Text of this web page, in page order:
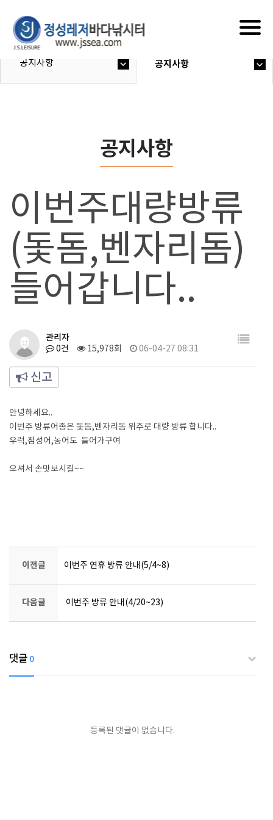
공지사항 공지사항
공지사항
이번주대량방류
(돛돔,벤자리돔)
들어갑니다..
관리자
0건 15,978회 06-04-27 08:31
신고
안녕하세요..
이번주 방류어종은 돛돔,벤자리돔 위주로 대량 방류 합니다..
우럭,점성어,농어도 들어가구여
오셔서 손맛보시길~~
이전글 이번주 연휴 방류 안내(5/4~8)
다음글 이번주 방류 안내(4/20~23)
댓글 0
등록된 댓글이 없습니다.